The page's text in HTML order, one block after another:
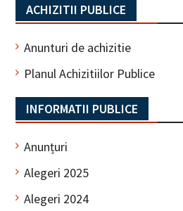
ACHIZITII PUBLICE
Anunturi de achizitie
Planul Achizitiilor Publice
INFORMATII PUBLICE
Anunțuri
Alegeri 2025
Alegeri 2024